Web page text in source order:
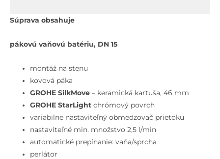
Cosmopolitan
batéria
príslušenstvom,
chróm
Súprava obsahuje
pákovú vaňovú batériu, DN 15
montáž na stenu
kovová páka
GROHE SilkMove– keramická kartuša, 46 mm
GROHE StarLight chrómový povrch
variabilne nastaviteľný obmedzovač prietoku
nastaviteľné min. množstvo 2,5 l/min
automatické prepínanie: vaňa/sprcha
perlátor